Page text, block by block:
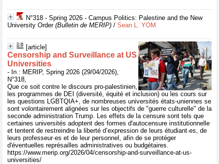
N°318 - Spring 2026 - Campus Politics: Palestine and the New
University Order(Bulletin de MERIP) / Sean L. YOM
[article]
Censorship and Surveillance at US
Universities
- In : MERIP, Spring 2026 (29/04/2026),
N°318,
Que ce soit contre le discours pro-palestinien,
les programmes de DEI (diversité, équité et inclusion) ou les cours sur
les questions LGBTQIA+, de nombreuses universités états-uniennes se
sont volontairement alignées sur les objectifs de "guerre culturelle" de la
seconde administration Trump. Les effets de la censure sont tels que
certaines universités adoptent des formes d'autocensure institutionnelle
et tentent de restreindre la liberté d’expression de leurs étudiant·es, de
leurs professeur·es et de leur personnel, afin de se protéger
d'éventuelles représailles administratives ou budgétaires.
https://www.merip.org/2026/04/censorship-and-surveillance-at-us-
universities/